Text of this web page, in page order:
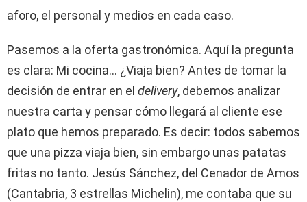
aforo, el personal y medios en cada caso.
Pasemos a la oferta gastronómica. Aquí la pregunta
es clara: Mi cocina… ¿Viaja bien? Antes de tomar la
decisión de entrar en el delivery, debemos analizar
nuestra carta y pensar cómo llegará al cliente ese
plato que hemos preparado. Es decir: todos sabemos
que una pizza viaja bien, sin embargo unas patatas
fritas no tanto. Jesús Sánchez, del Cenador de Amos
(Cantabria, 3 estrellas Michelin), me contaba que su